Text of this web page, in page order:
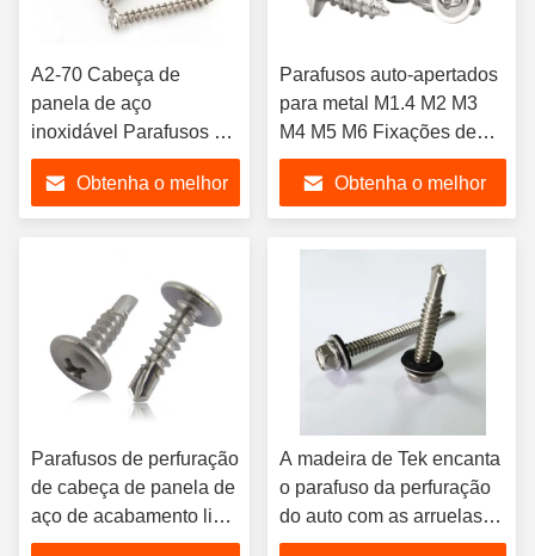
A2-70 Cabeça de
panela de aço
inoxidável Parafusos de
auto-aperto DIN 7981
Tamanhos métricos para
alumínio titânio latão
Obtenha o melhor
Parafusos auto-apertados
para metal M1.4 M2 M3
M4 M5 M6 Fixações de
alta qualidade 4.8/ 8.8/
10.9/ 12.9 Ect
Obtenha o melhor
Parafusos de perfuração
de cabeça de panela de
aço de acabamento liso
de M2 a M200
A madeira de Tek encanta
o parafuso da perfuração
do auto com as arruelas
do epdm que telham o